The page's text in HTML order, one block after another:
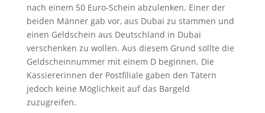
nach einem 50 Euro-Schein abzulenken. Einer der
beiden Männer gab vor, aus Dubai zu stammen und
einen Geldschein aus Deutschland in Dubai
verschenken zu wollen. Aus diesem Grund sollte die
Geldscheinnummer mit einem D beginnen. Die
Kassiererinnen der Postfiliale gaben den Tätern
jedoch keine Möglichkeit auf das Bargeld
zuzugreifen.